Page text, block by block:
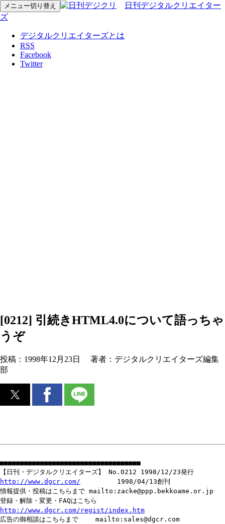
メニュー切り替え
日刊デジタルクリエイター
ズ
デジタルクリエイターズとは
RSS
Facebook
Twitter
[0212] 引続きHTML4.0について語っちゃ
うぞ
投稿： 1998年12月23日 著者： デジタルクリエイターズ編集
部
■■■■■■■■■■■■■■■■■■■■■■■■■■■■■■■■■■■
【日刊・デジタルクリエイターズ】 No.0212 1998/12/23発行
http://www.dgcr.com/ 1998/04/13創刊
情報提供・投稿はこちらまで mailto:zacke@ppp.bekkoame.or.jp
登録・解除・変更・FAQはこちら
http://www.dgcr.com/regist/index.htm
広告の御相談はこちらまで mailto:sales@dgcr.com